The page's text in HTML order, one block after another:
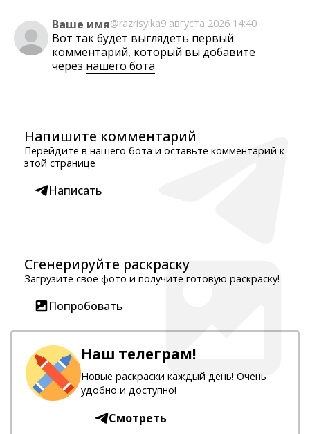
Ваше имя@razrisyika9 августа 2026 14:40
Вот так будет выглядеть первый
комментарий, который вы добавите
через нашего бота
Напишите комментарий
Перейдите в нашего бота и оставьте комментарий к
этой странице
Написать
Сгенерируйте раскраску
Загрузите свое фото и получите готовую раскраску!
Попробовать
Наш телеграм!
Новые раскраски каждый день! Очень
удобно и доступно!
Смотреть